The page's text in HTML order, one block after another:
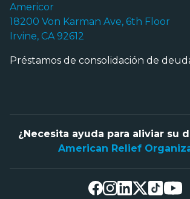
Americor
18200 Von Karman Ave, 6th Floor
Irvine, CA 92612
Préstamos de consolidación de
¿Necesita ayuda para aliviar su
American Relief